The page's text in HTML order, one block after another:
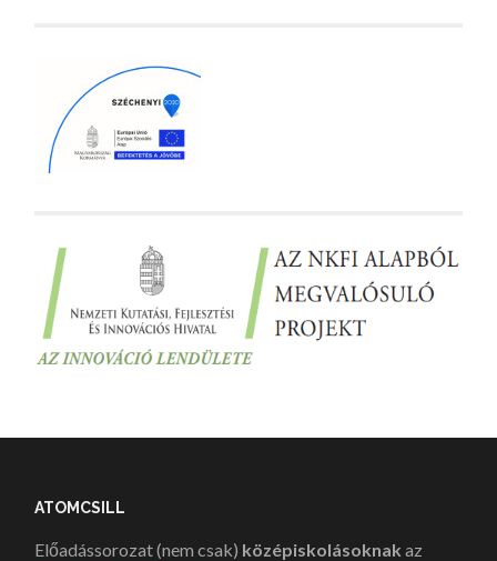
ATOMCSILL
Előadássorozat (nem csak) középiskolásoknak az